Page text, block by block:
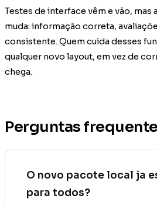
Testes de interface vêm e vão, mas
muda: informação correta,
consistente. Quem cuida desses
qualquer novo layout, em vez de
chega.
Perguntas
O novo pacote local ja
para todos?